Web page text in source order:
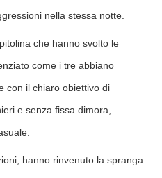
nella stessa notte.
che hanno svolto le
come i tre abbiano
con il chiaro obiettivo di
e senza fissa dimora,
hanno rinvenuto la spranga